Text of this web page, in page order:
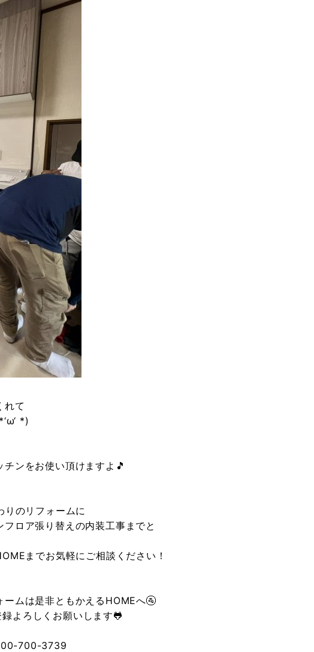
れて
*)
ンをお使い頂けますよ🎵
のリフォームに
ロア張り替えの内装工事までと
までお気軽にご相談ください！
ムは是非ともかえるHOMEへ🚰
よろしくお願いします🐸
700-3739